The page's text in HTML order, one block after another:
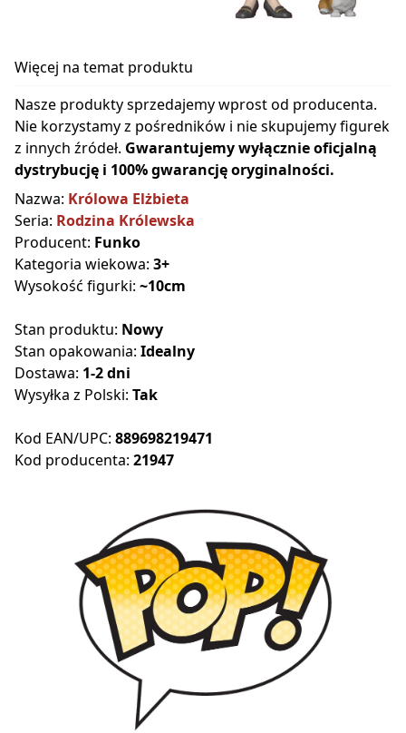
Więcej na temat produktu
Nasze produkty sprzedajemy wprost od producenta.
Nie korzystamy z pośredników i nie skupujemy figurek
z innych źródeł. Gwarantujemy wyłącznie oficjalną
dystrybucję i 100% gwarancję oryginalności.
Nazwa: Królowa Elżbieta
Seria: Rodzina Królewska
Producent: Funko
Kategoria wiekowa: 3+
Wysokość figurki: ~10cm
Stan produktu: Nowy
Stan opakowania: Idealny
Dostawa: 1-2 dni
Wysyłka z Polski: Tak
Kod EAN/UPC: 889698219471
Kod producenta: 21947